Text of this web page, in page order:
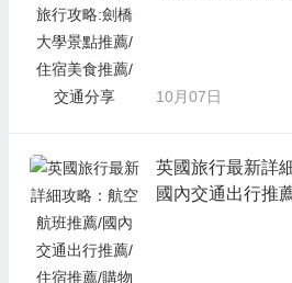
10月07日
英國旅行最新詳
國內交通出行推